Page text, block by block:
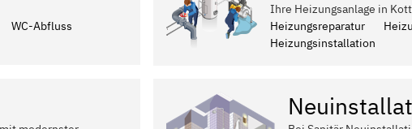
WC-Abfluss
Ihre Heizungsanlage in
Heizungsreparatur
Heizungsinstallation